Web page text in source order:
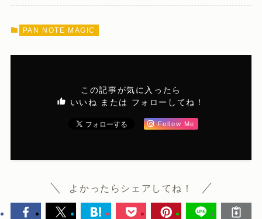
PAN NOTE MAGIC
この記事が気に入ったら
いいね または フォローしてね！
Follow Me
よかったらシェアしてね！